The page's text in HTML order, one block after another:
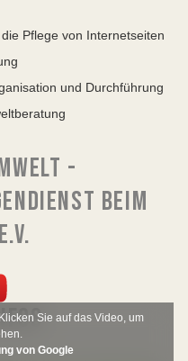
Pflege von Internetseiten
und Durchführung
-
BEIM
Sie auf das Video, um
von Google